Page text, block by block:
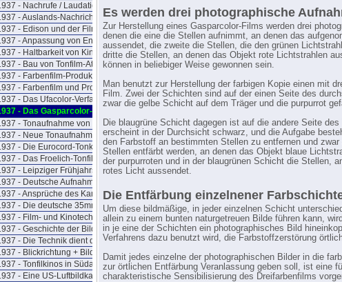
- Nachrufe / Laudatien
- Auslands-Nachrichten
- Edison und der Film
- Anpassung von Endröhren
- Haltbarkeit von Kinefilm
- Bau von Tonfilm-Ateliers
- Farbenfilm-Produktion
- Farbenfilm und Projektion
- Das Ufacolor-Verfahren
- Das Gasparcolor-Verfahren
- Tonaufnahme von Musik
- Neue Tonaufnahmetechniken
- Die Eurocord-Tonkamera
- Das Froelich-Tonfilm-Studio
- Leipziger Frühjahrsmesse
- Deutsche Aufnahmekameras
- Ansprüche des Kameramanns
- Die deutsche 35mm Bildkamera
- Film- und Kinotechnik 1937
- Geschichte der Bildwechselzahl
- Die Technik dient der Kunst
- Blickrichtung + Bildeinstellung
- Tonfilkinos in Südamerika
- Eine US-Luftbildkamera
Es werden drei photographische
Zur Herstellung eines Gasparcolor-Films werden drei
denen die eine die Stellen aufnimmt, an denen das
aussendet, die zweite die Stellen, die den grünen
dritte die Stellen, an denen das Objekt rote Lichtstrahlen
können in beliebiger Weise gewonnen sein.
Man benutzt zur Herstellung der farbigen Kopie einen mit
Film. Zwei der Schichten sind auf der einen Seite des
zwar die gelbe Schicht auf dem Träger und die purpurrot
Die blaugrüne Schicht dagegen ist auf die andere Seite
erscheint in der Durchsicht schwarz, und die Aufgabe
den Farbstoff an bestimmten Stellen zu entfernen und
Stellen entfärbt werden, an denen das Objekt blaue
der purpurroten und in der blaugrünen Schicht die Stellen,
rotes Licht aussendet.
Die Entfärbung einzelnener
Um diese bildmäßige, in jeder einzelnen Schicht
allein zu einem bunten naturgetreuen Bilde führen kann,
in je eine der Schichten ein photographisches Bild
Verfahrens dazu benutzt wird, die Farbstoffzerstörung
Damit jedes einzelne der photographischen Bilder in die
zur örtlichen Entfärbung Veranlassung geben soll, ist eine
charakteristische Sensibilisierung des Dreifarbenfilms